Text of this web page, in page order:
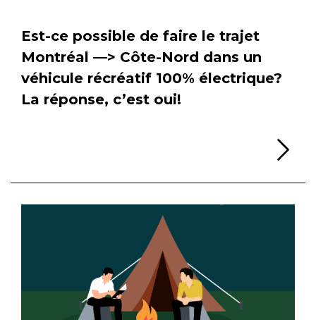
Est-ce possible de faire le trajet
Montréal —> Côte-Nord dans un
véhicule récréatif 100% électrique?
La réponse, c’est oui!